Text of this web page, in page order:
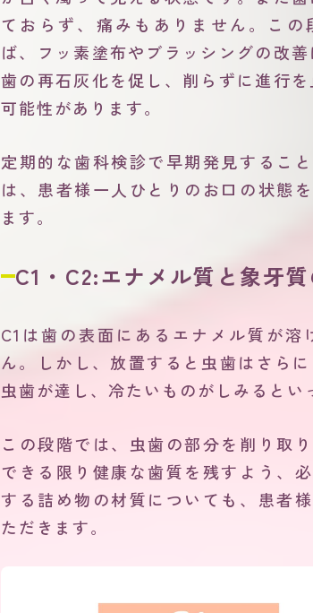
ておらず、痛みもありません。この
ば、フッ素塗布やブラッシングの改善
歯の再石灰化を促し、削らずに進行を
可能性があります。
定期的な歯科検診で早期発見するこ
は、患者様一人ひとりのお口の状態
ます。
C1・C2:エナメル質と象牙
C1は歯の表面にあるエナメル質が
ん。しかし、放置すると虫歯はさら
虫歯が達し、冷たいものがしみるとい
この段階では、虫歯の部分を削り取
できる限り健康な歯質を残すよう、
する詰め物の材質についても、患者
ただきます。